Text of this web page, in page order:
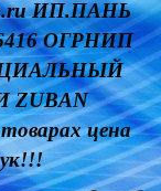
ИП.ПАНЬ
ОГРНИП
цена